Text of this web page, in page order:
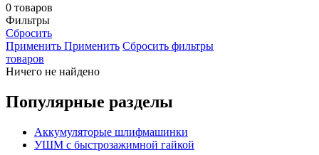
0 товаров
Фильтры
Сбросить
Применить Применить Сбросить фильтры
товаров
Ничего не найдено
Популярные разделы
Аккумуляторые шлифмашинки
УШМ с быстрозажимной гайкой